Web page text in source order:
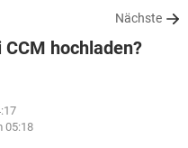
TIKTOK
HARDWARE
STREAMING
INSTAGRAM
IOS
Nächste
hochladen?
05:18